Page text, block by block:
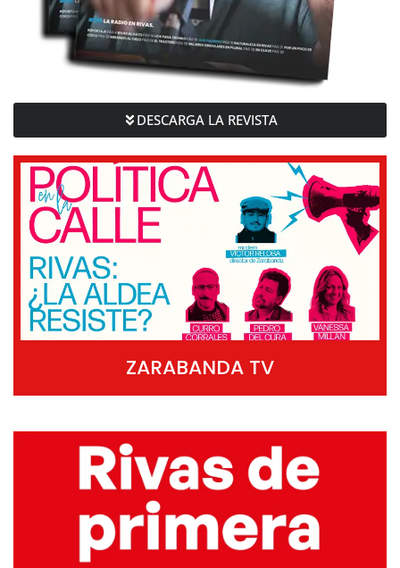
DESCARGA LA REVISTA
ZARABANDA TV